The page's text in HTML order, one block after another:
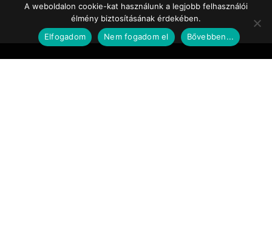
A weboldalon cookie-kat használunk a legjobb felhasználói
élmény biztosításának érdekében.
Elfogadom
Nem fogadom el Bővebben...